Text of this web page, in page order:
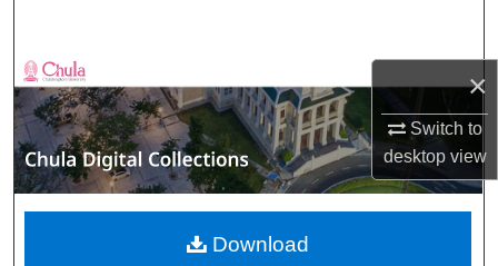
×
Switch to
desktopview
Browse Collections
My Account
About
Digital Commons Network™
Download